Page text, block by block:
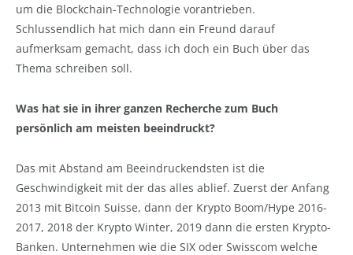
um die Blockchain-Technologie vorantrieben.
Schlussendlich hat mich dann ein Freund darauf
aufmerksam gemacht, dass ich doch ein Buch über das
Thema schreiben soll.
Was hat sie in ihrer ganzen Recherche zum Buch
persönlich am meisten beeindruckt?
Das mit Abstand am Beeindruckendsten ist die
Geschwindigkeit mit der das alles ablief. Zuerst der Anfang
2013 mit Bitcoin Suisse, dann der Krypto Boom/Hype 2016-
2017, 2018 der Krypto Winter, 2019 dann die ersten Krypto-
Banken. Unternehmen wie die SIX oder Swisscom welche